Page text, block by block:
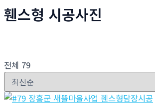
휀스형 시공사진
전체 79